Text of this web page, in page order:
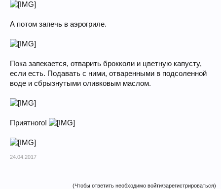
А потом запечь в аэрогриле.
Пока запекается, отварить брокколи и цветную капусту,
если есть. Подавать с ними, отваренными в подсоленной
воде и сбрызнутыми оливковым маслом.
Приятного!
24.04.2017
(Чтобы ответить необходимо войти/зарегистрироваться)